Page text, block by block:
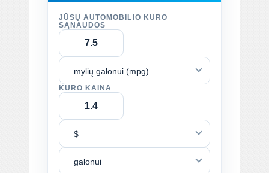
JŪSŲ AUTOMOBILIO KURO
SĄNAUDOS
mylių galonui (mpg)
KURO KAINA
$
galonui